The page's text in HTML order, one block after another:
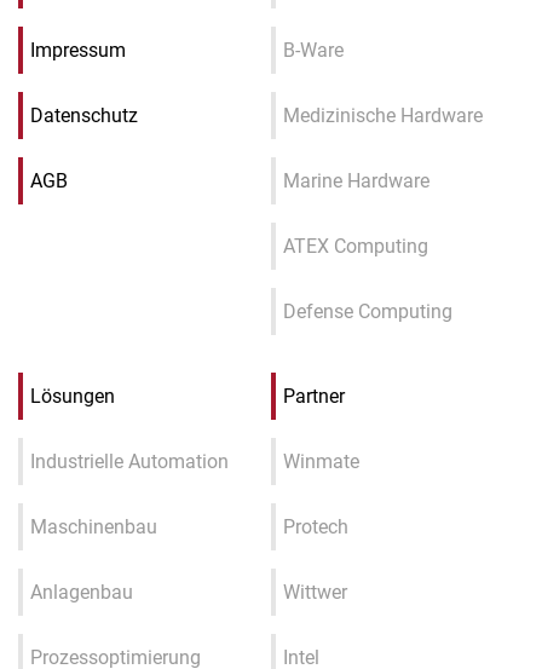
Impressum
Datenschutz
AGB
B-Ware
Medizinische Hardware
Marine Hardware
ATEX Computing
Defense Computing
Lösungen
Industrielle Automation
Maschinenbau
Anlagenbau
Prozessoptimierung
Partner
Winmate
Protech
Wittwer
Intel